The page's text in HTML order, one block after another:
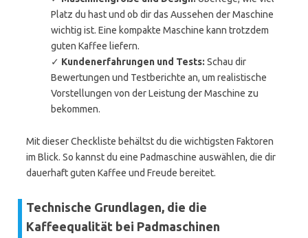
Platz du hast und ob dir das Aussehen der Maschine
wichtig ist. Eine kompakte Maschine kann trotzdem
guten Kaffee liefern.
✓ Kundenerfahrungen und Tests: Schau dir
Bewertungen und Testberichte an, um realistische
Vorstellungen von der Leistung der Maschine zu
bekommen.
Mit dieser Checkliste behältst du die wichtigsten Faktoren
im Blick. So kannst du eine Padmaschine auswählen, die dir
dauerhaft guten Kaffee und Freude bereitet.
Technische Grundlagen, die die
Kaffeequalität bei Padmaschinen